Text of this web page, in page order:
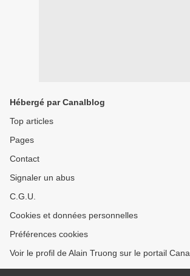
Hébergé par Canalblog
Top articles
Pages
Contact
Signaler un abus
C.G.U.
Cookies et données personnelles
Préférences cookies
Voir le profil de Alain Truong sur le portail